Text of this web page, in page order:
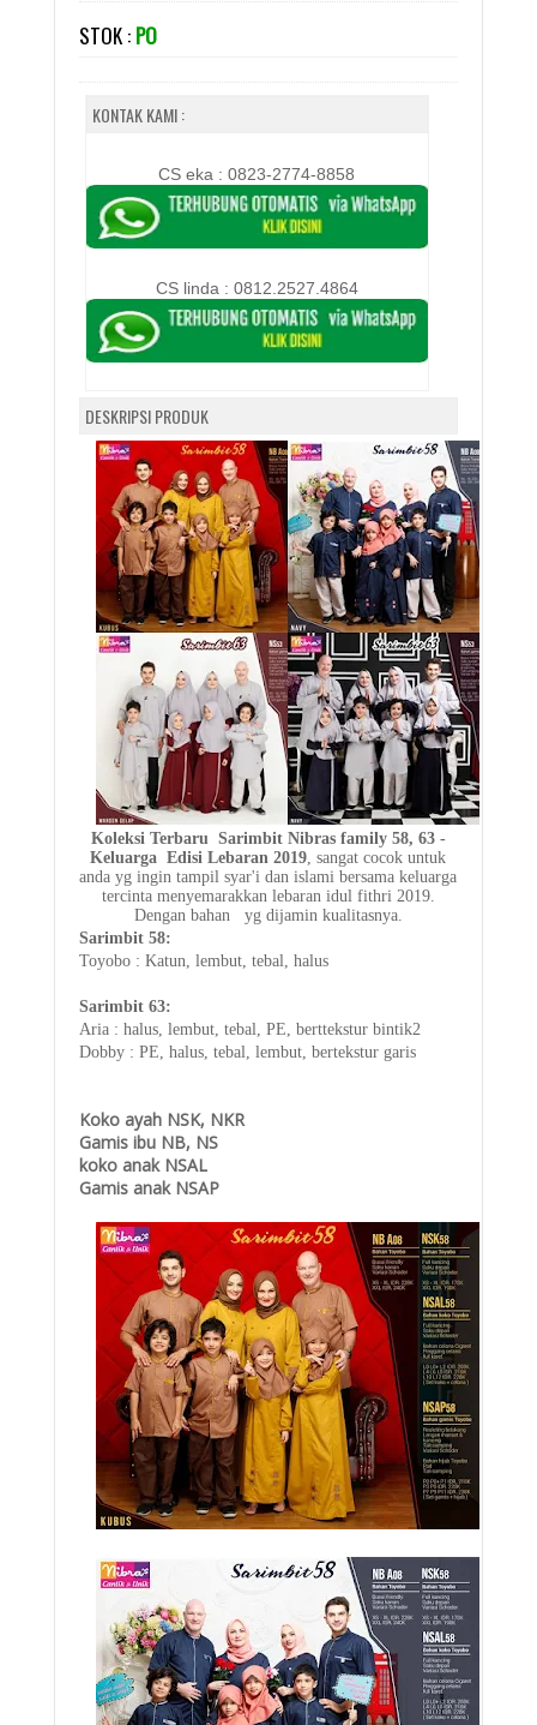
STOK : PO
KONTAK KAMI :
CS eka : 0823-2774-8858
CS linda : 0812.2527.4864
DESKRIPSI PRODUK
Koleksi Terbaru Sarimbit Nibras family 58, 63 -
Keluarga Edisi Lebaran 2019, sangat cocok untuk
anda yg ingin tampil syar'i dan islami bersama keluarga
tercinta menyemarakkan lebaran idul fithri 2019.
Dengan bahan yg dijamin kualitasnya.
Sarimbit 58:
Toyobo : Katun, lembut, tebal, halus
Sarimbit 63:
Aria : halus, lembut, tebal, PE, berttekstur bintik2
Dobby : PE, halus, tebal, lembut, bertekstur garis
Koko ayah NSK, NKR
Gamis ibu NB, NS
koko anak NSAL
Gamis anak NSAP